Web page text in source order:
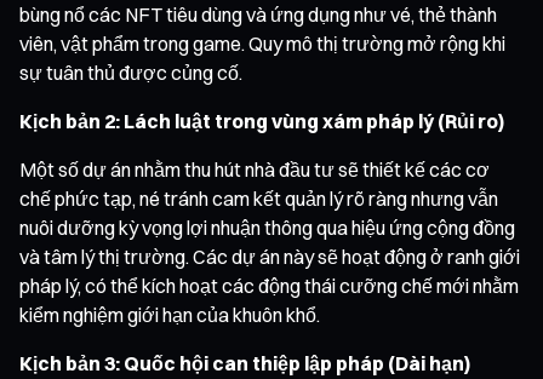
bùng nổ các NFT tiêu dùng và ứng dụng như vé, thẻ thành
viên, vật phẩm trong game. Quy mô thị trường mở rộng khi
sự tuân thủ được củng cố.
Kịch bản 2: Lách luật trong vùng xám pháp lý (Rủi ro)
Một số dự án nhằm thu hút nhà đầu tư sẽ thiết kế các cơ
chế phức tạp, né tránh cam kết quản lý rõ ràng nhưng vẫn
nuôi dưỡng kỳ vọng lợi nhuận thông qua hiệu ứng cộng đồng
và tâm lý thị trường. Các dự án này sẽ hoạt động ở ranh giới
pháp lý, có thể kích hoạt các động thái cưỡng chế mới nhằm
kiểm nghiệm giới hạn của khuôn khổ.
Kịch bản 3: Quốc hội can thiệp lập pháp (Dài hạn)